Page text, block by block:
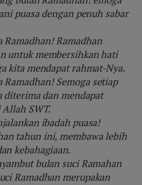
puasa dengan penuh sabar
Ramadhan! Ramadhan
untuk membersihkan hati
kita mendapat rahmat-Nya.
Ramadhan! Semoga setiap
diterima dan mendapat
SWT.
ibadah puasa!
tahun ini, membawa lebih
kebahagiaan.
bulan suci Ramahan
Ramadhan merupakan